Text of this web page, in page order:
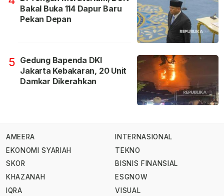
Bakal Buka 114 Dapur Baru
Pekan Depan
5 Gedung Bapenda DKI
Jakarta Kebakaran, 20 Unit
Damkar Dikerahkan
AMEERA
EKONOMI SYARIAH
SKOR
KHAZANAH
IQRA
INTERNASIONAL
TEKNO
BISNIS FINANSIAL
ESGNOW
VISUAL